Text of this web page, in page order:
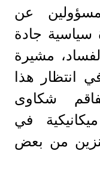
عن
سياسية جادة
مشيرة
انتظار هذا
شكاوى
في
من بعض